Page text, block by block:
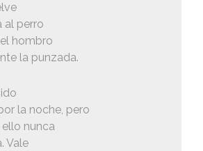
al perro
hombro
la punzada.
la noche, pero
nunca
Vale